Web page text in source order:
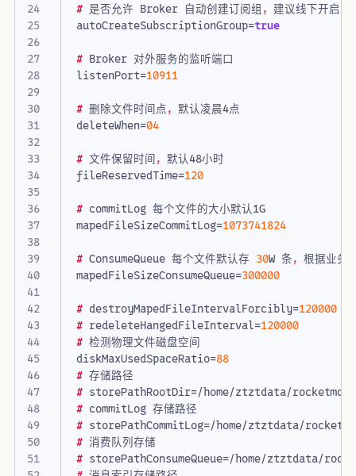
24
25
26
27
28
29
30
31
32
34
35
36
37
38
39
40
41
42
44
45
46
47
48
49
50
51
# 是否允许 Broker 自动创建订阅组， 建议线下开启
autoCreateSubscriptionGroup=true
# Broker 对外服务的监听端口
listenPort=10911
# 删除文件时间点，默认凌晨4点
deleteWhen=04
# 文件保留时间，默认48小时
fileReservedTime=120
# commitLog 每个文件的大小默认1G
mapedFileSizeCommitLog=1073741824
# ConsumeQueue 每个文件默认存 30W 条，根据业务
mapedFileSizeConsumeQueue=300000
# destroyMapedFileIntervalForcibly=120000
# redeleteHangedFileInterval=120000
# 检测物理文件磁盘空间
diskMaxUsedSpaceRatio=88
# 存储路径
# storePathRootDir=/home/ztztdata/rocketmq
# commitLog 存储路径
# storePathCommitLog=/home/ztztdata/rocketmq
# 消费队列存储
# storePathConsumeQueue=/home/ztztdata/